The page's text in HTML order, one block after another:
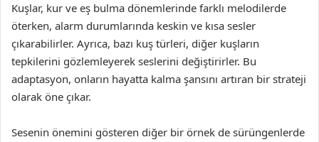
Kuşlar, kur ve eş bulma dönemlerinde farklı melodilerde
öterken, alarm durumlarında keskin ve kısa sesler
çıkarabilirler. Ayrıca, bazı kuş türleri, diğer kuşların
tepkilerini gözlemleyerek seslerini değiştirirler. Bu
adaptasyon, onların hayatta kalma şansını artıran bir strateji
olarak öne çıkar.
Sesenin önemini gösteren diğer bir örnek de sürüngenlerde